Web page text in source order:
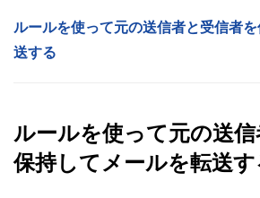
ルールを使って元の送信者と受信者
送する
ルールを使って元の送
保持してメールを転送す